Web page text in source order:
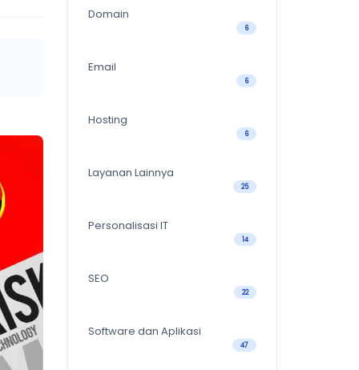
Domain
6
Email
6
Hosting
6
Layanan Lainnya
25
Personalisasi IT
14
SEO
22
Software dan Aplikasi
47